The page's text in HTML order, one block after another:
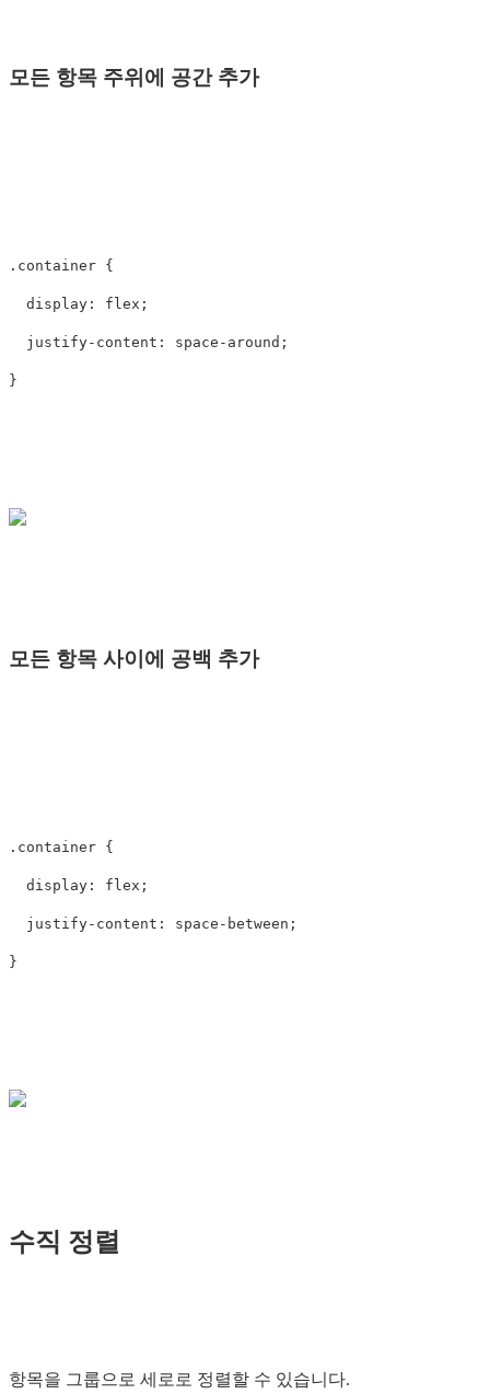
모든 항목 주위에 공간 추가
.container {
display : flex ;
justify-content : space-around ;
}
모든 항목 사이에 공백 추가
.container {
display : flex ;
justify-content : space-between ;
}
수직 정렬
항목을 그룹으로 세로로 정렬할 수 있습니다.